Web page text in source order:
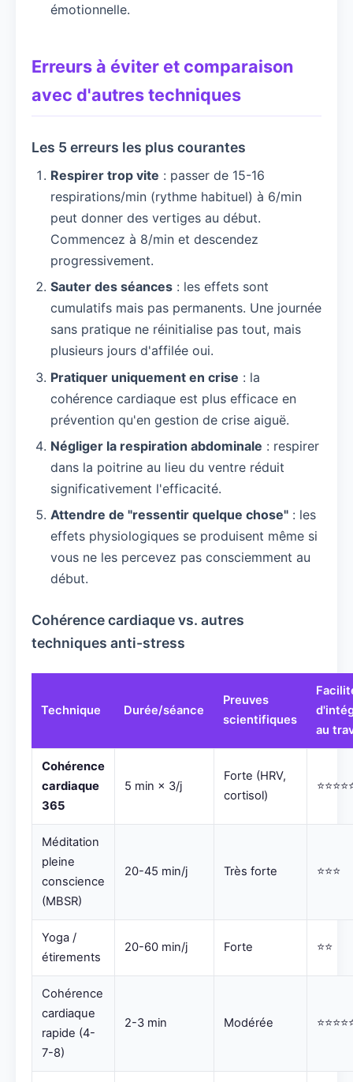
émotionnelle.
Erreurs à éviter et comparaison
avec d'autres techniques
Les 5 erreurs les plus courantes
Respirer trop vite : passer de 15-16
respirations/min (rythme habituel) à 6/min
peut donner des vertiges au début.
Commencez à 8/min et descendez
progressivement.
Sauter des séances : les effets sont
cumulatifs mais pas permanents. Une journée
sans pratique ne réinitialise pas tout, mais
plusieurs jours d'affilée oui.
Pratiquer uniquement en crise : la
cohérence cardiaque est plus efficace en
prévention qu'en gestion de crise aiguë.
Négliger la respiration abdominale : respirer
dans la poitrine au lieu du ventre réduit
significativement l'efficacité.
Attendre de "ressentir quelque chose" : les
effets physiologiques se produisent même si
vous ne les percevez pas consciemment au
début.
Cohérence cardiaque vs. autres
techniques anti-stress
Technique Durée/séance
Preuves
scientifiques
au
Cohérence
cardiaque
365
5 min × 3/j
Forte (HRV,
cortisol)
Méditation
pleine
conscience
(MBSR)
20-45 min/j Très forte ⭐⭐⭐
Yoga /
étirements
20-60 min/j Forte ⭐⭐
Cohérence
cardiaque
rapide (4-
7-8)
2-3 min Modérée